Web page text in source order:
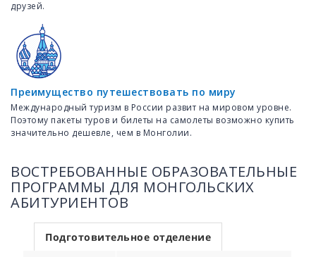
друзей.
Преимущество путешествовать по миру
Международный туризм в России развит на мировом уровне.
Поэтому пакеты туров и билеты на самолеты возможно купить
значительно дешевле, чем в Монголии.
ВОСТРЕБОВАННЫЕ ОБРАЗОВАТЕЛЬНЫЕ
ПРОГРАММЫ ДЛЯ МОНГОЛЬСКИХ
АБИТУРИЕНТОВ
Подготовительное отделение